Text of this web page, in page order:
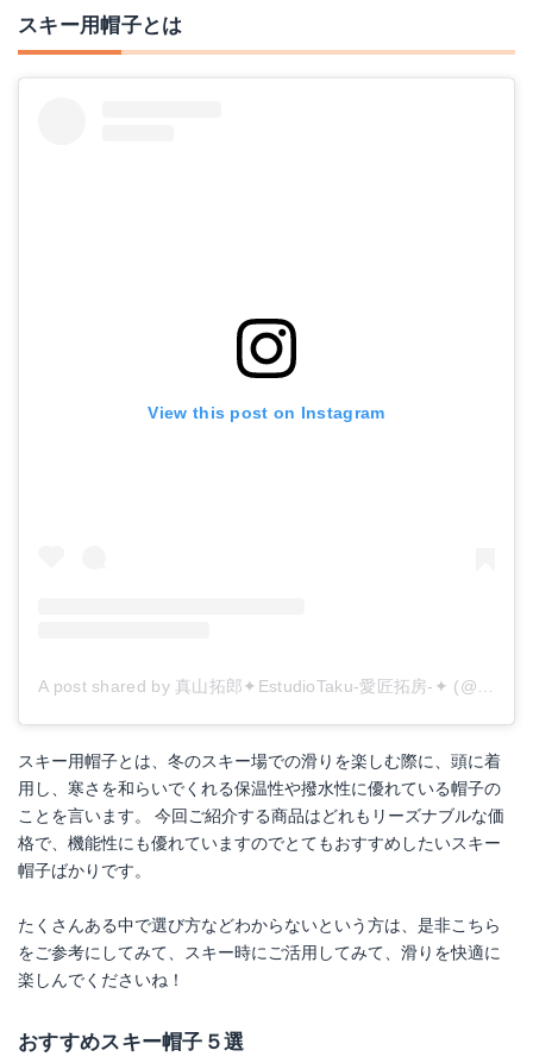
スキー用帽子とは
View this post on Instagram
A post shared by 真山拓郎✦EstudioTaku-愛匠拓房-✦ (@estudiotaku)
スキー用帽子とは、冬のスキー場での滑りを楽しむ際に、頭に着
用し、寒さを和らいでくれる保温性や撥水性に優れている帽子の
ことを言います。 今回ご紹介する商品はどれもリーズナブルな価
格で、機能性にも優れていますのでとてもおすすめしたいスキー
帽子ばかりです。
たくさんある中で選び方などわからないという方は、是非こちら
をご参考にしてみて、スキー時にご活用してみて、滑りを快適に
楽しんでくださいね！
おすすめスキー帽子５選